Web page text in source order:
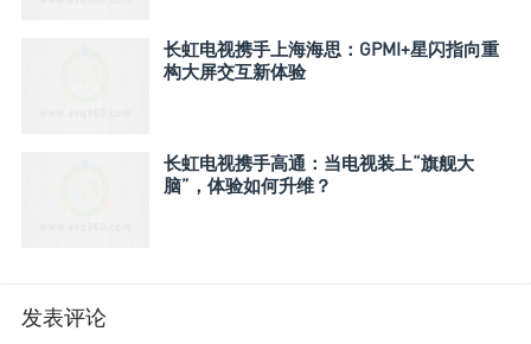
长虹电视携手上海海思：GPMI+星闪指向重
构大屏交互新体验
长虹电视携手高通：当电视装上“旗舰大
脑”，体验如何升维？
发表评论